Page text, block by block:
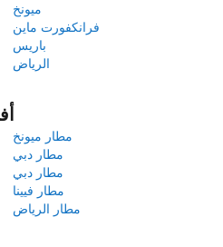
ميونخ
فرانكفورت ماين
باريس
الرياض
مطار ميونخ
مطار دبي
مطار دبي
مطار فيينا
مطار الرياض